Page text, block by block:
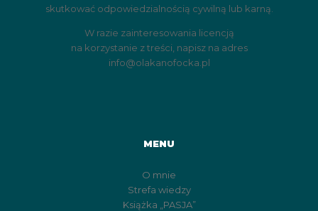
skutkować odpowiedzialnością cywilną lub karną.
W razie zainteresowania licencją
na korzystanie z treści, napisz na adres
info@olakanofocka.pl
MENU
O mnie
Strefa wiedzy
Książka „PASJA”